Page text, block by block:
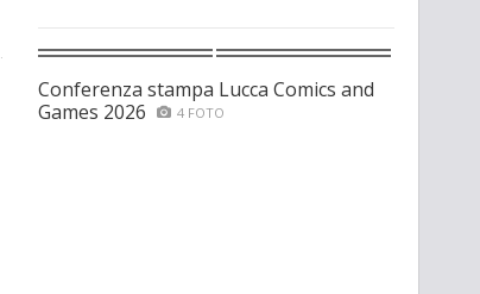
Conferenza stampa Lucca Comics and
Games 2026
4 FOTO